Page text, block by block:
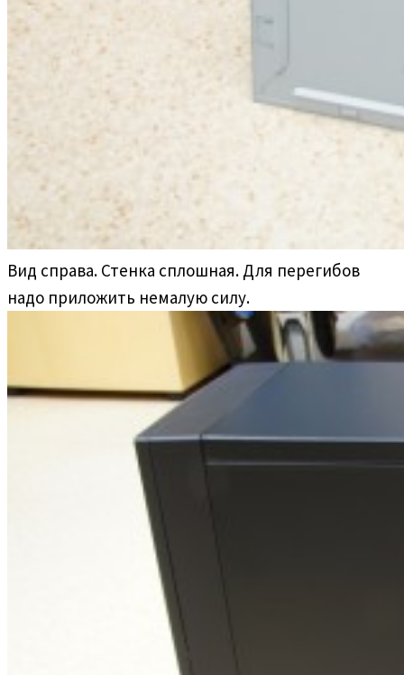
Вид справа. Стенка сплошная. Для перегибов
надо приложить немалую силу.